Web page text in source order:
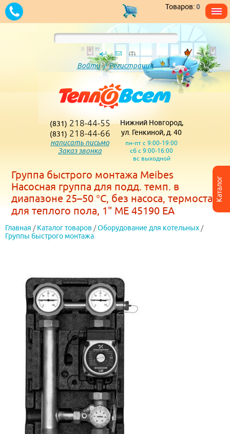
Каталог
Товаров:0
Войти/Регистрация
(831) 218-44-55
(831) 218-44-66
написать письмо
Заказ звонка
Нижний Новгород,
ул. Генкиной, д. 40
пн-пт с 9:00-19:00
сб с 9:00-16:00
вс выходной
Группа быстрого монтажа Meibes
Насосная группа для подд. темп. в
диапазоне 25–50 °С, без насоса, термостат
для теплого пола, 1" ME 45190 EA
Главная / Каталог товаров /Оборудование для котельных /
Группы быстрого монтажа